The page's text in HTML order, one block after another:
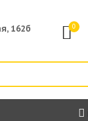
162б 0